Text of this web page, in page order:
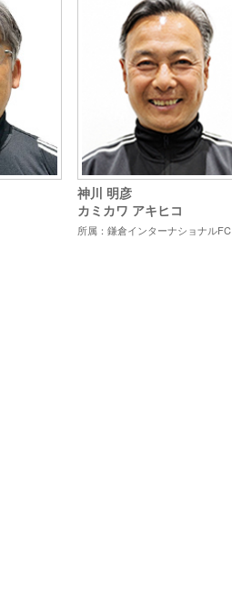
神川 明彦
カミカワ アキヒコ
所属：鎌倉インターナショナルFC